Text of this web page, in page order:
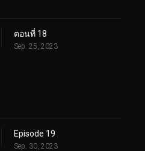
ตอนที่ 18
Sep. 25, 2023
Episode 19
Sep. 30, 2023